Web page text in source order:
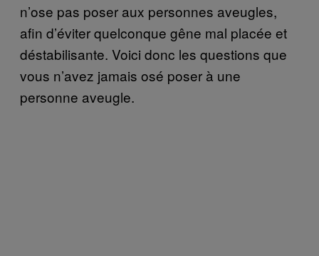
n’ose pas poser aux personnes aveugles,
afin d’éviter quelconque gêne mal placée et
déstabilisante. Voici donc les questions que
vous n’avez jamais osé poser à une
personne aveugle.